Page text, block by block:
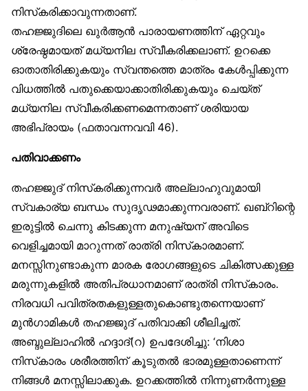
നിസ്‌കരിക്കാവുന്നതാണ്.
തഹജ്ജുദിലെ ഖുർആൻ പാരായണത്തിന് ഏറ്റവും
ശ്രേഷ്ഠമായത് മധ്യനില സ്വീകരിക്കലാണ്. ഉറക്കെ
ഓതാതിരിക്കുകയും സ്വന്തത്തെ മാത്രം കേൾപ്പിക്കുന്ന
വിധത്തിൽ പതുക്കെയാക്കാതിരിക്കുകയും ചെയ്ത്
മധ്യനില സ്വീകരിക്കണമെന്നതാണ് ശരിയായ
അഭിപ്രായം (ഫതാവന്നവവി 46).
പതിവാക്കണം
തഹജ്ജുദ് നിസ്‌കരിക്കുന്നവർ അല്ലാഹുവുമായി
സ്വകാര്യ ബന്ധം സുദൃഢമാക്കുന്നവരാണ്. ഖബ്‌റിന്റെ
ഇരുട്ടിൽ ചെന്നു കിടക്കുന്ന മനുഷ്യന് അവിടെ
വെളിച്ചമായി മാറുന്നത് രാത്രി നിസ്‌കാരമാണ്.
മനസ്സിനുണ്ടാകുന്ന മാരക രോഗങ്ങളുടെ ചികിത്സക്കുള്ള
മരുന്നുകളിൽ അതിപ്രധാനമാണ് രാത്രി നിസ്‌കാരം.
നിരവധി പവിത്രതകളുള്ളതുകൊണ്ടുതന്നെയാണ്
മുൻഗാമികൾ തഹജ്ജുദ് പതിവാക്കി ശീലിച്ചത്.
അബ്ദുല്ലാഹിൽ ഹദ്ദാദ്(റ) ഉപദേശിച്ചു: ‘നിശാ
നിസ്‌കാരം ശരീരത്തിന് കൂടുതൽ ഭാരമുള്ളതാണെന്ന്
നിങ്ങൾ മനസ്സിലാക്കുക. ഉറക്കത്തിൽ നിന്നുണർന്നുള്ള